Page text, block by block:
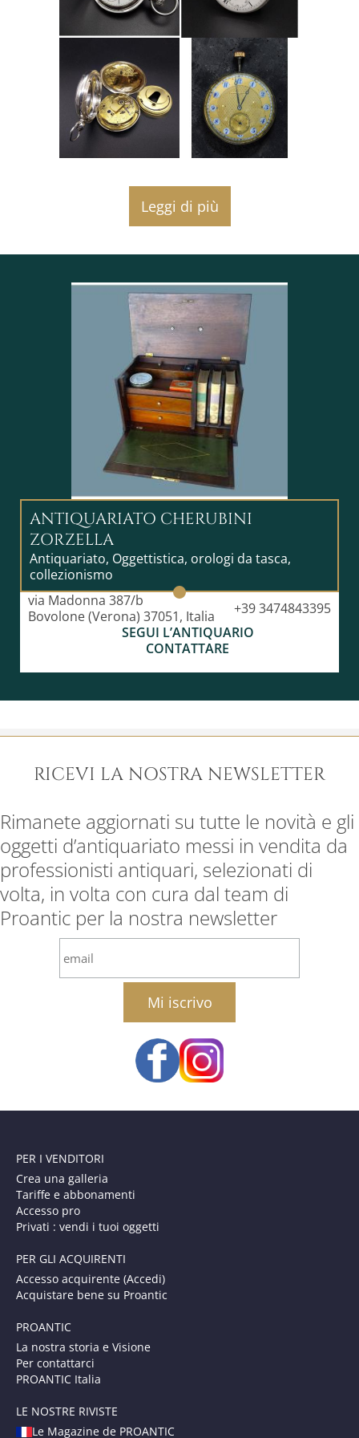
Dimensioni: 49mm
Per vedere il video del funzionamento
dell'orologio, aprire il link qui sotto:
https://youtu.be/JIBYvVsjNRE
Spedizione tracciata tramite corriere espresso
(UPS-DHL)
No spedizioni in Svizzera.
SPEDIZIONI IN TUTTA L'UNIONE EUROPEA
FUORI DELL'UNIONE EUROPEA
interessanti.
Da più di 30 anni nel settore dell'antiquariato,
l'Antiquariato Cherubini
Zorzella garantisce ai suoi clienti una massima
serietà, la sicurezza dei
acquisti con cura nella confezione e nel
tracciamento dei pacchi.
Leggi di più
ANTIQUARIATO CHERUBINI
ZORZELLA
Antiquariato, Oggettistica, orologi da tasca,
collezionismo
via Madonna 387/b
Bovolone (Verona) 37051, Italia
+39 3474843395
SEGUI L’ANTIQUARIO
CONTATTARE
RICEVI LA NOSTRA NEWSLETTER
Rimanete aggiornati su tutte le novità e gli
oggetti d’antiquariato messi in vendita da
professionisti antiquari, selezionati di
volta, in volta con cura dal team di
Proantic per la nostra newsletter
email
PER I VENDITORI
Crea una galleria
Tariffe e abbonamenti
Accesso pro
Privati : vendi i tuoi oggetti
PER GLI ACQUIRENTI
Accesso acquirente (Accedi)
Acquistare bene su Proantic
PROANTIC
La nostra storia e Visione
Per contattarci
PROANTIC Italia
LE NOSTRE RIVISTE
Le Magazine de PROANTIC